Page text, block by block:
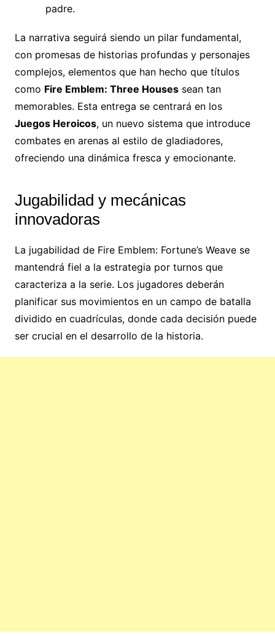
padre.
La narrativa seguirá siendo un pilar fundamental,
con promesas de historias profundas y personajes
complejos, elementos que han hecho que títulos
como Fire Emblem: Three Housessean tan
memorables. Esta entrega se centrará en los
Juegos Heroicos, un nuevo sistema que introduce
combates en arenas al estilo de gladiadores,
ofreciendo una dinámica fresca y emocionante.
Jugabilidad y mecánicas
innovadoras
La jugabilidad de Fire Emblem: Fortune’s Weave se
mantendrá fiel a la estrategia por turnos que
caracteriza a la serie. Los jugadores deberán
planificar sus movimientos en un campo de batalla
dividido en cuadrículas, donde cada decisión puede
ser crucial en el desarrollo de la historia.